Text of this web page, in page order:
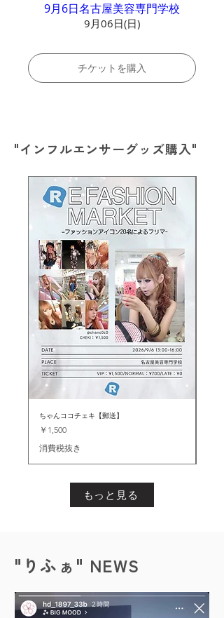
9月6日名古屋美容専門学校
9月06日(日)
チケットを購入
​"インフルエンサーグッズ購入"
ちゃんココチェキ【郵送】
価格
￥1,500
消費税抜き
もっと見る
​"りふぁ" NEWS